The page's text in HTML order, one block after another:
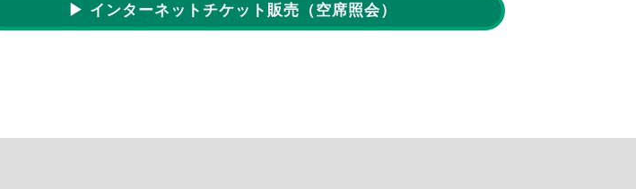
▶ インターネットチケット販売 （空席照会）